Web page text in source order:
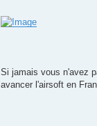
Si jamais vous n'avez
avancer l'airsoft en